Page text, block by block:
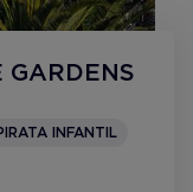
GARDENS
INFANTIL